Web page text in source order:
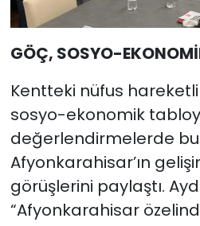
GÖÇ, SOSYO-
Kentteki nüfus
sosyo-ekonomik
değerlendirmelerde
Afyonkarahisar’ın
görüşlerini paylaştı.
“Afyonkarahisar